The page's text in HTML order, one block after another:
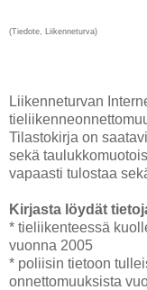
(Tiedote, Liikenneturva)
Liikenneturvan
Tilastokirja on
sekä
vapaasti tulostaa
Kirjasta löydät
* tieliikenteessä
vuonna 2005
* poliisin tietoon
onnettomuuksista